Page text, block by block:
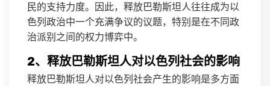
民的支持力度。因此，释放巴勒斯坦人往往成为以
色列政治中一个充满争议的议题，特别是在不同政
治派别之间的权力博弈中。
2、释放巴勒斯坦人对以色列社会的影响
释放巴勒斯坦人对以色列社会产生的影响是多方面